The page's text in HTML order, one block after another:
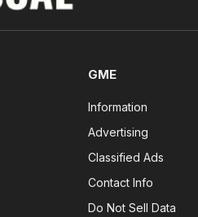
GME
Information
Advertising
Classified Ads
Contact Info
Do Not Sell Data